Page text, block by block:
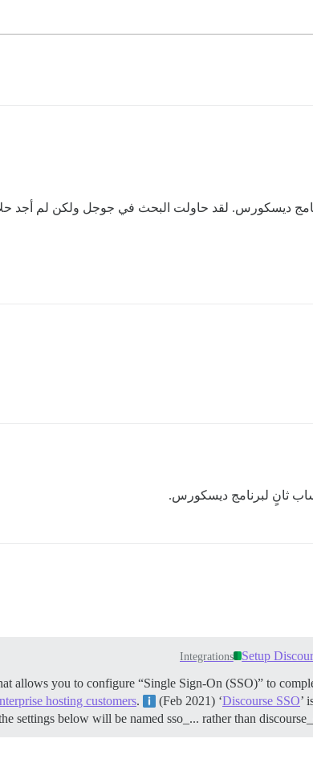
ديسكورس. لقد حاولت البحث في جوجل ولكن لم أجد
ثانٍ لبرنامج ديسكورس.
Setup
Integrations
allows you to configure “Single Sign-On (SSO)” to
hosting customers. (Feb 2021) ‘Discourse SSO’
settings below will be named sso_... rather than